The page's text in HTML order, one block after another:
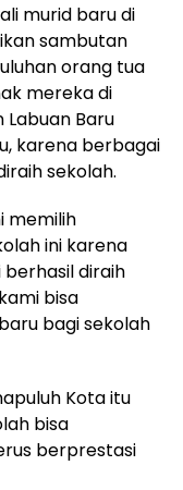
murid baru di
sambutan
orang tua
mereka di
Baru
karena berbagai
sekolah.
memilih
ini karena
diraih
bisa
bagi sekolah
Kota itu
bisa
berprestasi